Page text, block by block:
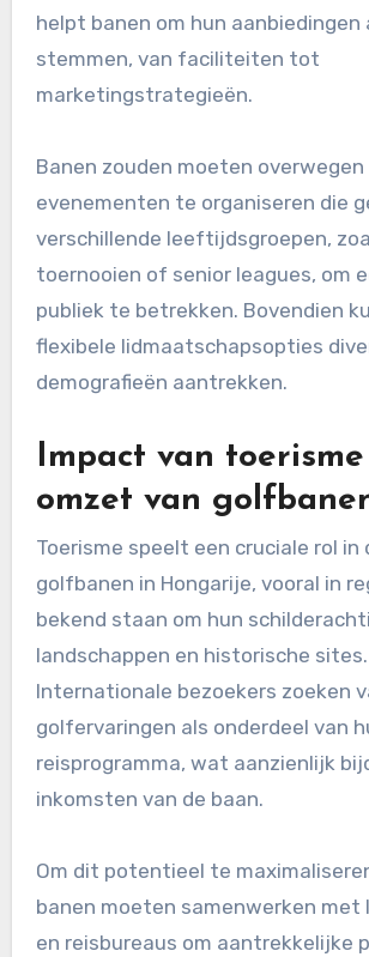
helpt banen om hun aanbiedingen
stemmen, van faciliteiten tot
marketingstrategieën.
Banen zouden moeten overwegen
evenementen te organiseren die
verschillende leeftijdsgroepen,
toernooien of senior leagues, om
publiek te betrekken. Bovendien
flexibele lidmaatschapsopties
demografieën aantrekken.
Impact van
omzet van
Toerisme speelt een cruciale rol in
golfbanen in Hongarije, vooral in
bekend staan om hun
landschappen en historische sites.
Internationale bezoekers zoeken
golfervaringen als onderdeel van
reisprogramma, wat aanzienlijk
inkomsten van de baan.
Om dit potentieel te
banen moeten samenwerken met
en reisbureaus om aantrekkelijke